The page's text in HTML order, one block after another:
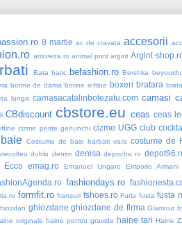
8 martie ac de cravata accesorii
amoreza.ro animal print argint Argint-
Bata batic befashion.ro Bershka
botine de dama botine ieftine boxeri bratara
lunga camasacatalinbotezatu.com camasi
CBdiscount cbstore.eu ceas ceas
cizme peste genunchi cizme UGG club
Costume de baie barbati vara costume de
decolteu dublu denim denisa depochic.ro
Ecco emag.ro Emanuel Ungaro Emporio Armani
fashiondays.ro
formfit.ro fransuri fshoes.ro Furla fusta fusta
ghiozdane ghiozdane de firma Glamour
originale haine pentru gravide haine tari Haine